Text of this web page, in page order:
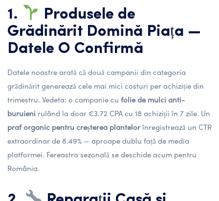
1.
Produsele de
Grădinărit Domină Piața —
Datele O Confirmă
Datele noastre arată că două campanii din categoria
grădinărit generează cele mai mici costuri per achiziție din
trimestru. Vedeta: o campanie cu folie de mulci anti-
buruieni rulând la doar €3.72 CPA cu 18 achiziții în 7 zile. Un
praf organic pentru creșterea plantelorînregistrează un CTR
extraordinar de 8.49% — aproape dublu față de media
platformei. Fereastra sezonală se deschide acum pentru
România.